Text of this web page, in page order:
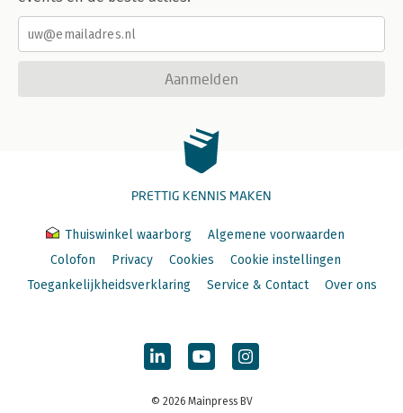
Aanmelden
PRETTIG KENNIS MAKEN
Thuiswinkel waarborg
Algemene voorwaarden
Colofon
Privacy Cookies
Cookie instellingen
Toegankelijkheidsverklaring
Service & Contact Over ons
© 2026 Mainpress BV